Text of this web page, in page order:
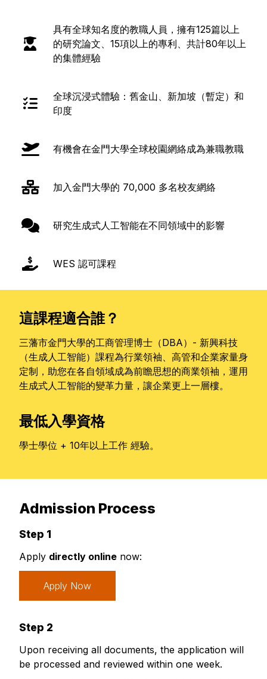
具有全球知名度的教職人員，擁有125篇以上
的研究論文、15項以上的專利、共計80年以上
的集體經驗
全球沉浸式體驗：舊金山、新加坡（暫定）和
印度
有機會在金門大學全球校園網絡成為兼職教職
加入金門大學的 70,000 多名校友網絡
研究生成式人工智能在不同領域中的影響
WES 認可課程
這課程適合誰？
三藩市金門大學的工商管理博士（DBA）- 新興科技
（生成人工智能）課程為行業領袖、高管和企業家量身
定制，助您在各自領域成為前瞻思想的商業領袖，運用
生成式人工智能的變革力量，讓企業更上一層樓。
最低入學資格
學士學位 + 10年以上工作 經驗。
Admission Process
Step 1
Apply directly online now:
Apply Now
Step 2
Upon receiving all documents, the application will
be processed and reviewed within one week.